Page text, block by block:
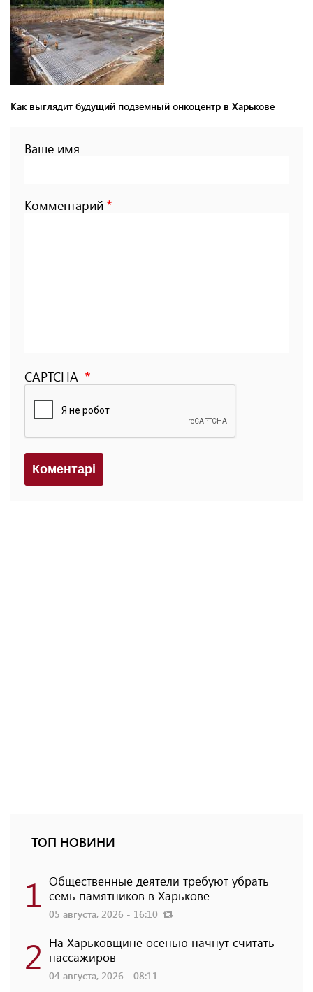
Как выглядит будущий подземный онкоцентр в Харькове
Ваше имя
Комментарий
CAPTCHA
Коментарi
ТОП НОВИНИ
1 Общественные деятели требуют убрать
семь памятников в Харькове
05 августа, 2026 - 16:10
2 На Харьковщине осенью начнут считать
пассажиров
04 августа, 2026 - 08:11